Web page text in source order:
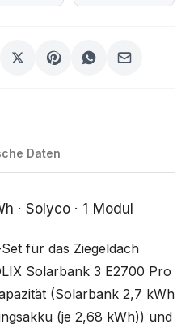
Daten
· Solyco · 1 Modul
für das Ziegeldach
Solarbank 3 E2700 Pro
(Solarbank 2,7 kWh
(je 2,68 kWh)) und